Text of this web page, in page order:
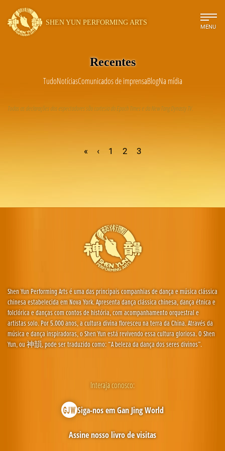
SHEN YUN PERFORMING ARTS
MENU
Recentes
TudoNotíciasComunicados de imprensaBlogNa mídia
Todas as declarações dos espectadores são cortesia do Epoch Times e da New Tang Dynasty TV.
« ‹ 1 2 3
Shen Yun Performing Arts é uma das principais companhias de dança e música clássica
chinesa estabelecida em Nova York. Apresenta dança clássica chinesa, dança étnica e
folclórica e danças com contos de história, com acompanhamento orquestral e
artistas solo. Por 5.000 anos, a cultura divina floresceu na terra da China. Através da
música e dança inspiradoras, o Shen Yun está revivendo essa cultura gloriosa. O Shen
Yun, ou 神韻, pode ser traduzido como: “A beleza da dança dos seres divinos”.
Interaja conosco:
Siga-nos em Gan Jing World
Assine nosso livro de visitas